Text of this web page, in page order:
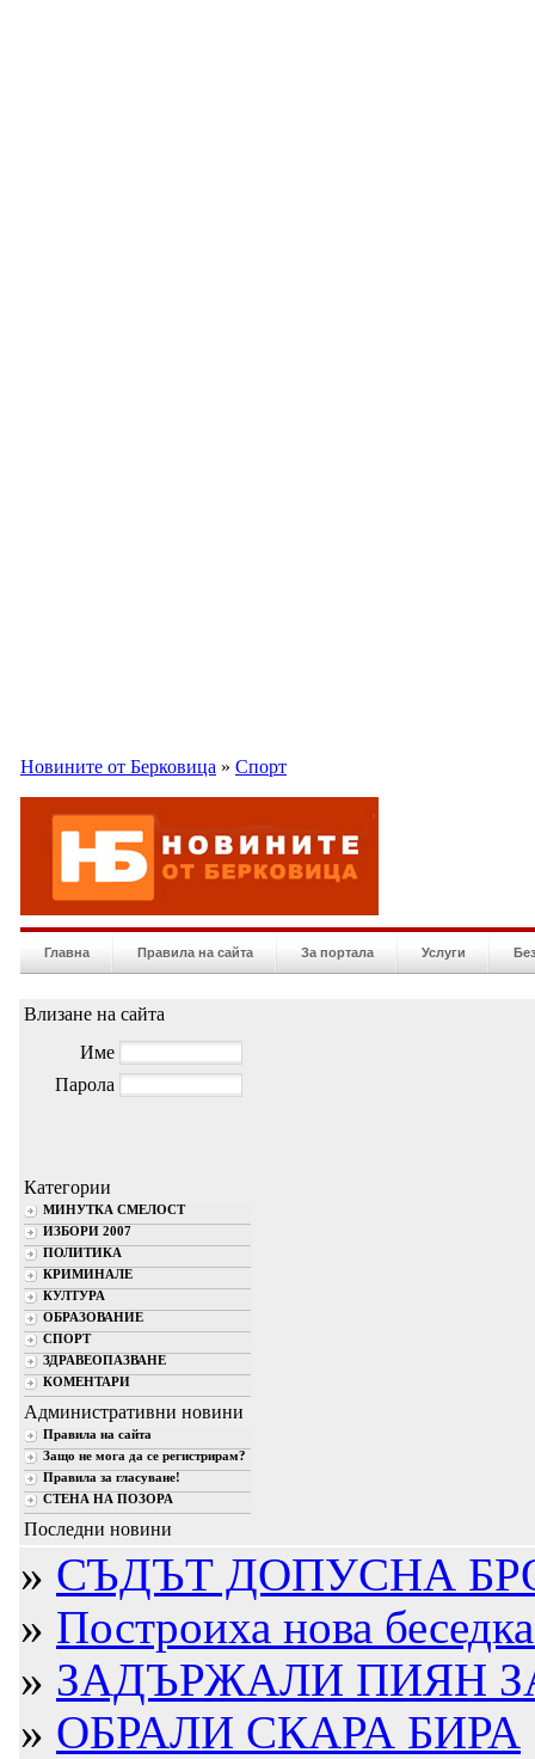
Новините от Берковица » Спорт
Главна Правила на сайта За портала Услуги
Влизане на сайта
Име
Парола
Категории
МИНУТКА СМЕЛОСТ
ИЗБОРИ 2007
ПОЛИТИКА
КРИМИНАЛЕ
КУЛТУРА
ОБРАЗОВАНИЕ
СПОРТ
ЗДРАВЕОПАЗВАНЕ
КОМЕНТАРИ
Административни новини
Правила на сайта
Защо не мога да се регистрирам?
Правила за гласуване!
СТЕНА НА ПОЗОРА
Последни новини
» СЪДЪТ ДОПУСНА
» Построиха нова
» ЗАДЪРЖАЛИ ПИЯН
» ОБРАЛИ СКАРА БИРА